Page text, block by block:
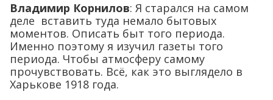
Владимир Корнилов: Я старался на самом
деле вставить туда немало бытовых
моментов. Описать быт того периода.
Именно поэтому я изучил газеты того
периода. Чтобы атмосферу самому
прочувствовать. Всё, как это выглядело в
Харькове 1918 года.